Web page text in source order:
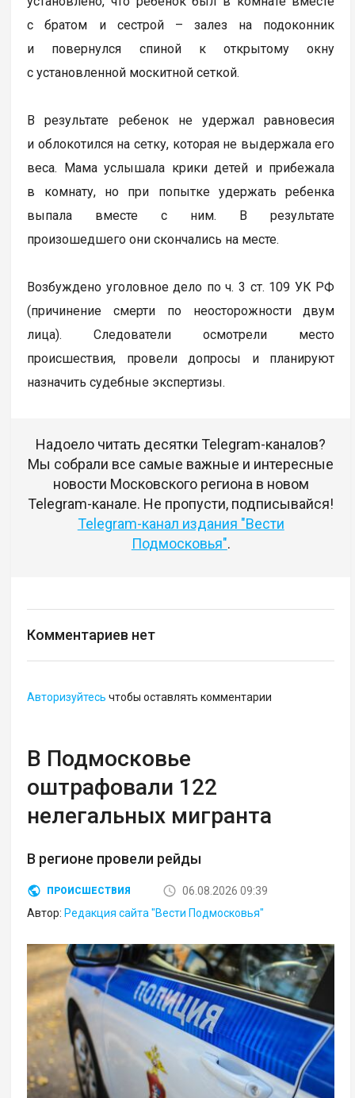
с братом и сестрой – залез на подоконник
и повернулся спиной к открытому окну
с установленной москитной сеткой.
В результате ребенок не удержал равновесия
и облокотился на сетку, которая не выдержала его
веса. Мама услышала крики детей и прибежала
в комнату, но при попытке удержать ребенка
выпала вместе с ним. В результате
произошедшего они скончались на месте.
Возбуждено уголовное дело по ч. 3 ст. 109 УК РФ
(причинение смерти по неосторожности двум
лица). Следователи осмотрели место
происшествия, провели допросы и планируют
назначить судебные экспертизы.
Надоело читать десятки Telegram-каналов?
Мы собрали все самые важные и интересные
новости Московского региона в новом
Telegram-канале. Не пропусти, подписывайся!
Telegram-канал издания "Вести
Подмосковья".
Комментариев нет
Авторизуйтесь чтобы оставлять комментарии
В Подмосковье
оштрафовали 122
нелегальных мигранта
В регионе провели рейды
ПРОИСШЕСТВИЯ
06.08.2026 09:39
Автор: Редакция сайта "Вести Подмосковья"